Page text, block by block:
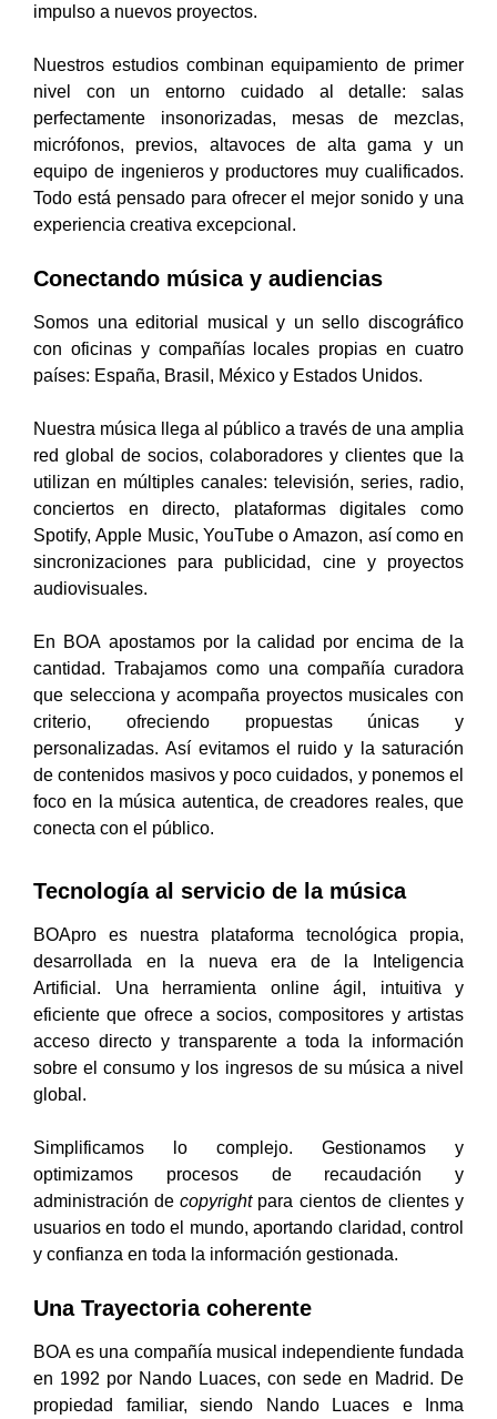
impulso a nuevos proyectos.
Nuestros estudios combinan equipamiento de primer
nivel con un entorno cuidado al detalle: salas
perfectamente insonorizadas, mesas de mezclas,
micrófonos, previos, altavoces de alta gama y un
equipo de ingenieros y productores muy cualificados.
Todo está pensado para ofrecer el mejor sonido y una
experiencia creativa excepcional.
Conectando música y audiencias
Somos una editorial musical y un sello discográfico
con oficinas y compañías locales propias en cuatro
países: España, Brasil, México y Estados Unidos.
Nuestra música llega al público a través de una amplia
red global de socios, colaboradores y clientes que la
utilizan en múltiples canales: televisión, series, radio,
conciertos en directo, plataformas digitales como
Spotify, Apple Music, YouTube o Amazon, así como en
sincronizaciones para publicidad, cine y proyectos
audiovisuales.
En BOA apostamos por la calidad por encima de la
cantidad. Trabajamos como una compañía curadora
que selecciona y acompaña proyectos musicales con
criterio, ofreciendo propuestas únicas y
personalizadas. Así evitamos el ruido y la saturación
de contenidos masivos y poco cuidados, y ponemos el
foco en la música autentica, de creadores reales, que
conecta con el público.
Tecnología al servicio de la música
BOApro es nuestra plataforma tecnológica propia,
desarrollada en la nueva era de la Inteligencia
Artificial. Una herramienta online ágil, intuitiva y
eficiente que ofrece a socios, compositores y artistas
acceso directo y transparente a toda la información
sobre el consumo y los ingresos de su música a nivel
global.
Simplificamos lo complejo. Gestionamos y
optimizamos procesos de recaudación y
administración de copyrightpara cientos de clientes y
usuarios en todo el mundo, aportando claridad, control
y confianza en toda la información gestionada.
Una Trayectoria coherente
BOA es una compañía musical independiente fundada
en 1992 por Nando Luaces, con sede en Madrid. De
propiedad familiar, siendo Nando Luaces e Inma